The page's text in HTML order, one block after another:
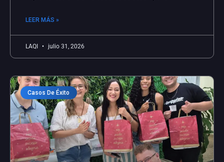
LEER MÁS »
LAQI julio 31, 2026
Casos De Éxito